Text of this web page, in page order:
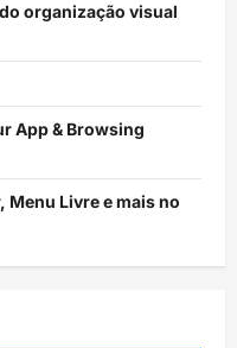
organização visual
App & Browsing
Menu Livre e mais no